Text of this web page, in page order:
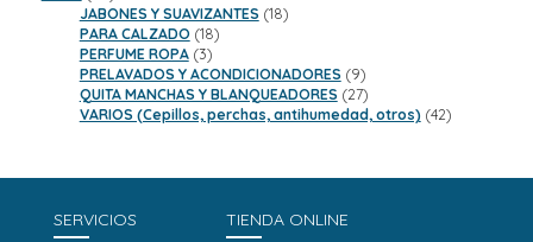
productos
JABONES Y SUAVIZANTES 1818
PARA CALZADO 1818
PERFUME ROPA 33
productos
PRELAVADOS Y ACONDICIONADORES 99
productos
QUITA MANCHAS Y BLANQUEADORES 2727
productos
VARIOS (Cepillos, perchas, antihumedad, otros) 4242
SERVICIOS
TIENDA ONLINE